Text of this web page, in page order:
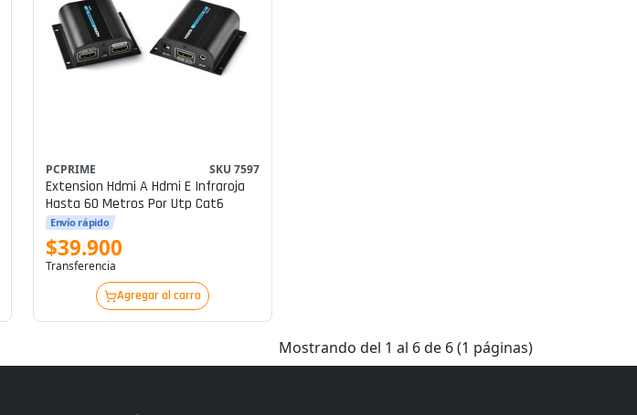
PCPRIME SKU 7597
Extension Hdmi A Hdmi E Infraroja
Hasta 60 Metros Por Utp Cat6
Envío rápido
$39.900
Transferencia
Agregar al carro
Mostrando del 1 al 6 de 6 (1 páginas)